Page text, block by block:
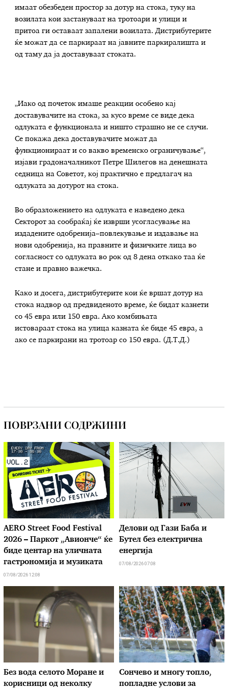
имаат обезбеден простор за дотур на стока, туку на
возилата кои застануваат на тротоари и улици и
притоа ги оставаат запалени возилата. Дистрибутерите
ќе можат да се паркираат на јавните паркиралишта и
од таму да ја доставуваат стоката.
„Иако од почеток имаше реакции особено кај
доставувачите на стока, за кусо време се виде дека
одлуката е функционала и ништо страшно не се случи.
Се покажа дека доставувачите можат да
функционираат и со вакво временско ограничување“,
изјави градоначалникот Петре Шилегов на денешната
седница на Советот, кој практично е предлагач на
одлуката за дотурот на стока.
Во образложението на одлуката е наведено дека
Секторот за сообраќај ќе изврши усогласување на
издадените одобренија–повлекување и издавање на
нови одобренија, на правните и физичките лица во
согласност со одлуката во рок од 8 дена откако таа ќе
стане и правно важечка.
Како и досега, дистрибутерите кои ќе вршат дотур на
стока надвор од предвиденото време, ќе бидат казнети
со 45 евра или 150 евра. Ако комбињата
истовараат стока на улица казната ќе биде 45 евра, а
ако се паркирани на тротоар со 150 евра. (Д.Т.Д.)
ПОВРЗАНИ СОДРЖИНИ
AERO Street Food Festival
2026 – Паркот „Авионче“ ќе
биде центар на уличната
гастрономија и музиката
07/08/2026 12:08
Делови од Гази Баба и
Бутел без електрична
енергија
07/08/2026 07:08
Без вода селото Моране и
корисници од неколку
Сончево и многу топло,
попладне услови за